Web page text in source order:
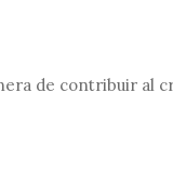
de contribuir al